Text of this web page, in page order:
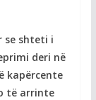
se shteti i
deri në
kapërcente
të arrinte